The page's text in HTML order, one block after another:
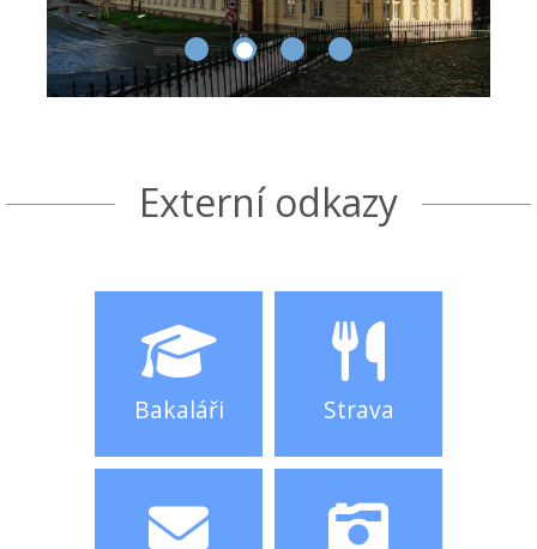
Externí odkazy
Bakaláři Strava